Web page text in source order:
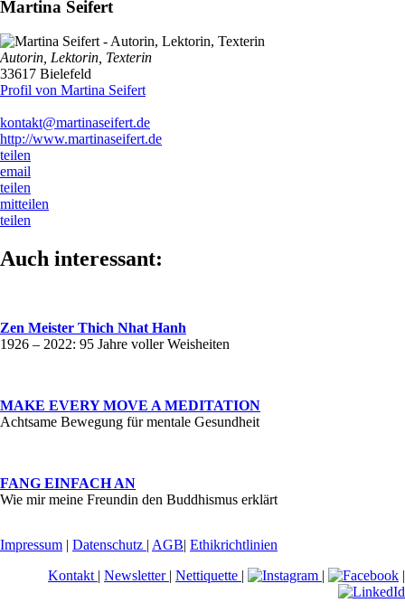
Martina Seifert
Autorin, Lektorin, Texterin
33617 Bielefeld
Profil von Martina Seifert
kontakt@martinaseifert.de
http://www.martinaseifert.de
teilen
email
teilen
mitteilen
teilen
Auch interessant:
Zen Meister Thich Nhat Hanh
1926 – 2022: 95 Jahre voller Weisheiten
MAKE EVERY MOVE A MEDITATION
Achtsame Bewegung für mentale Gesundheit
FANG EINFACH AN
Wie mir meine Freundin den Buddhismus erklärt
Impressum | Datenschutz | AGB| Ethikrichtlinien
Kontakt | Newsletter | Nettiquette | | |